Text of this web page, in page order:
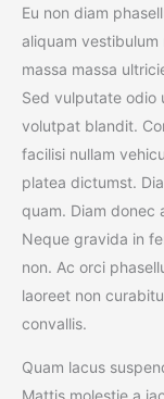
Eu non diam
aliquam
massa massa
Sed vulputate odio
volutpat blandit.
facilisi nullam
platea dictumst.
quam. Diam donec
Neque gravida in
non. Ac orci
laoreet non
convallis.
Quam lacus